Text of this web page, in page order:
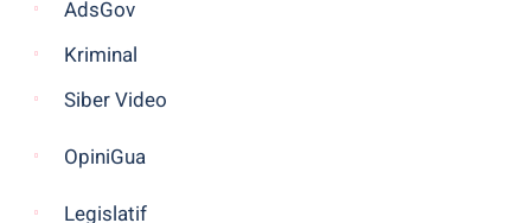
AdsGov
Kriminal
Siber Video
OpiniGua
Legislatif